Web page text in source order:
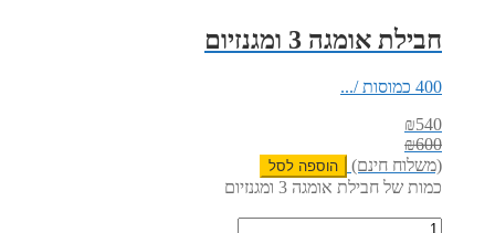
חבילת אומגה 3 ומגנזיום
400 כמוסות /...
₪540
₪600
(משלוח חינם)
הוספה לסל
כמות של חבילת אומגה 3 ומגנזיום